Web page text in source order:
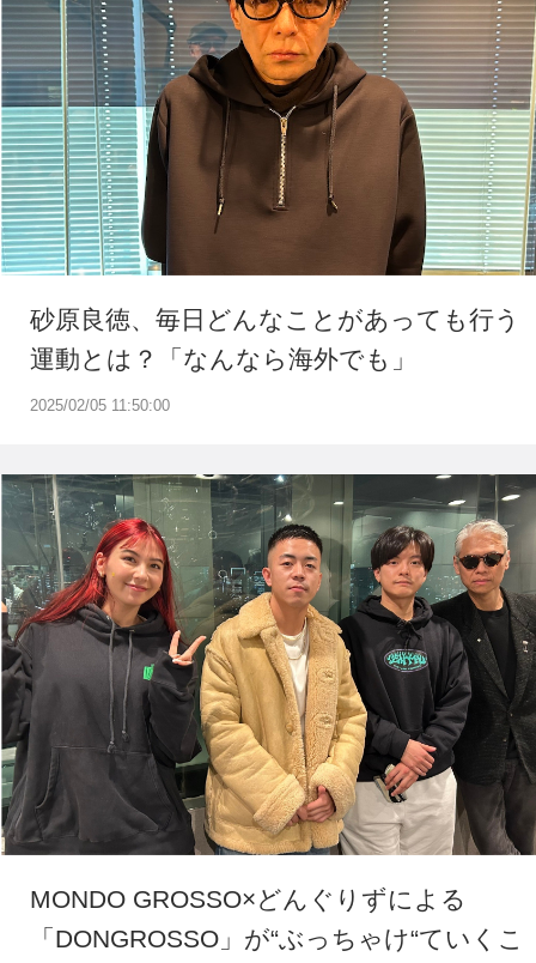
2025/02/05 11:50:00
砂原良徳、毎日どんなことがあっても行う
運動とは？「なんなら海外でも」
MONDO GROSSO×どんぐりずによる
「DONGROSSO」が“ぶっちゃけ“ていくこ